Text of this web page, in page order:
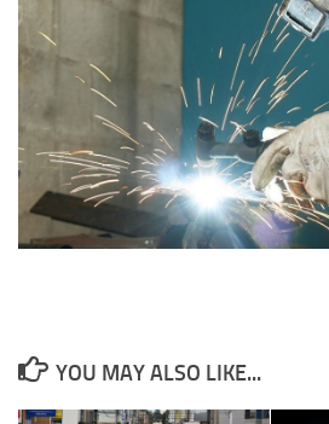
YOU MAY ALSO LIKE...